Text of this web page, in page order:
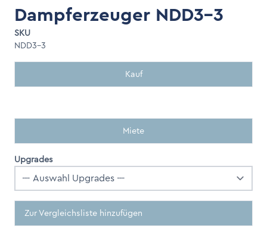
Dampferzeuger NDD3-3
SKU
NDD3-3
Kauf
Miete
Upgrades
Zur Vergleichsliste hinzufügen